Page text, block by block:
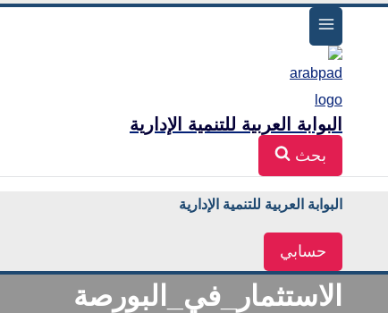
البوابة العربية للتنمية الإدارية
بحث
البوابة العربية للتنمية الإدارية
حسابي
الاستثمار_في_البورصة